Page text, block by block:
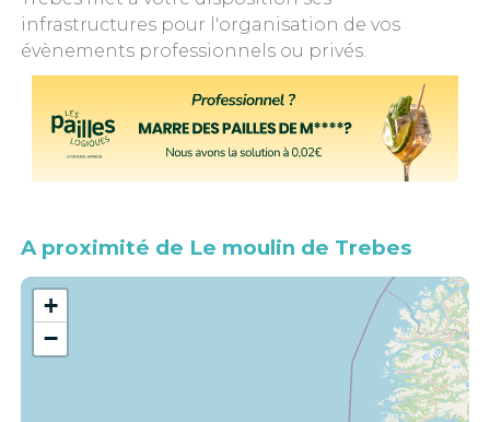
infrastructures pour l'organisation de vos
évènements professionnels ou privés.
A proximité de Le moulin de Trebes
+
−